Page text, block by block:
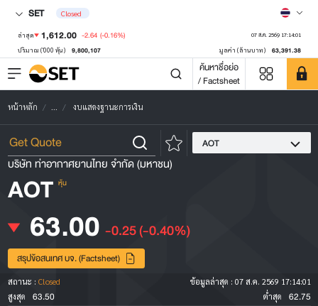
SET Closed
ล่าสุด 1,612.00 -2.64 (-0.16%) 07 ส.ค. 2569 17:14:01
ปริมาณ ('000 หุ้น) 9,800,107 มูลค่า (ล้านบาท) 63,391.38
ค้นหาชื่อย่อ
/ Factsheet
หน้าหลัก ... งบแสดงฐานะการเงิน
AOT
บริษัท ท่าอากาศยานไทย จำกัด (มหาชน)
AOT หุ้น
63.00 -0.25(-0.40%)
สรุปข้อสนเทศ บจ. (Factsheet)
สถานะ : Closed ข้อมูลล่าสุด : 07 ส.ค. 2569 17:14:01
สูงสุด
63.50 ต่ำสุด 62.75